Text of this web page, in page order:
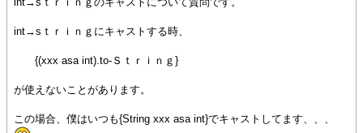
int→sｔｒｉｎｇにキャストする時、
{(xxx asa int).to-Ｓｔｒｉｎｇ}
が使えないことがあります。
この場合、僕はいつも{String xxx asa int}でキャストしてます、、、